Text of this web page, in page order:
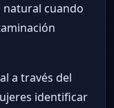
cuando
a través del
identificar